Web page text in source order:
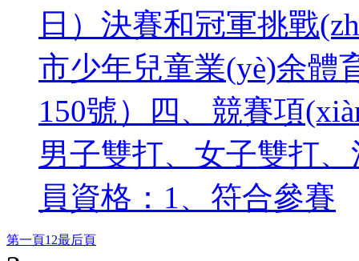
日）決賽和冠軍挑戰
市少年兒童業(yè)余體
150號）四、競賽項
男子雙打、女子雙打
員資格：1、符合參賽
第一頁 12最后頁